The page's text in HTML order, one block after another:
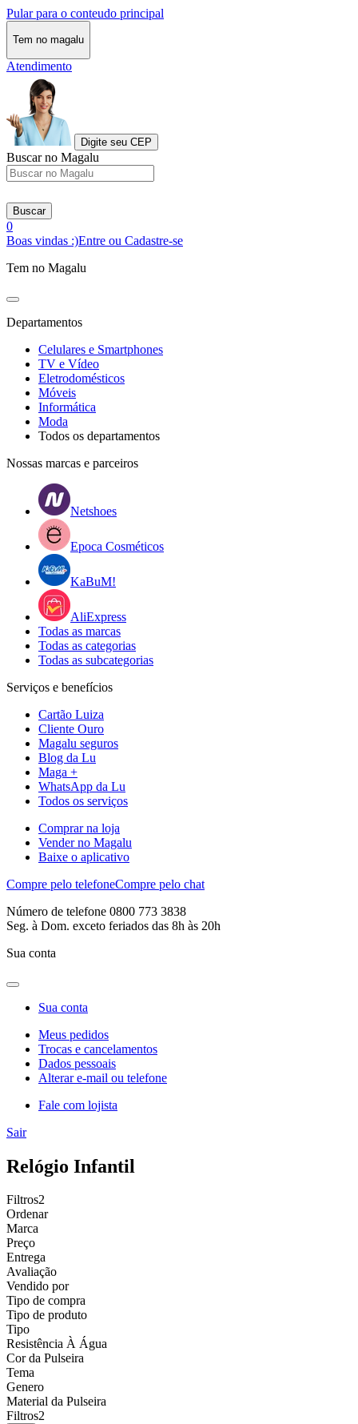
Pular para o conteudo principal
Tem no magalu
Atendimento
Digite seu CEP
Buscar no Magalu
Buscar
0
Boas vindas :)Entre ou Cadastre-se
Tem no Magalu
Departamentos
Celulares e Smartphones
TV e Vídeo
Eletrodomésticos
Móveis
Informática
Moda
Todos os departamentos
Nossas marcas e parceiros
Netshoes
Epoca Cosméticos
KaBuM!
AliExpress
Todas as marcas
Todas as categorias
Todas as subcategorias
Serviços e benefícios
Cartão Luiza
Cliente Ouro
Magalu seguros
Blog da Lu
Maga +
WhatsApp da Lu
Todos os serviços
Comprar na loja
Vender no Magalu
Baixe o aplicativo
Compre pelo telefoneCompre pelo chat
Número de telefone 0800 773 3838
Seg. à Dom. exceto feriados das 8h às 20h
Sua conta
Sua conta
Meus pedidos
Trocas e cancelamentos
Dados pessoais
Alterar e-mail ou telefone
Fale com lojista
Sair
Relógio Infantil
Filtros2
Ordenar
Marca
Preço
Entrega
Avaliação
Vendido por
Tipo de compra
Tipo de produto
Tipo
Resistência À Água
Cor da Pulseira
Tema
Genero
Material da Pulseira
Filtros2